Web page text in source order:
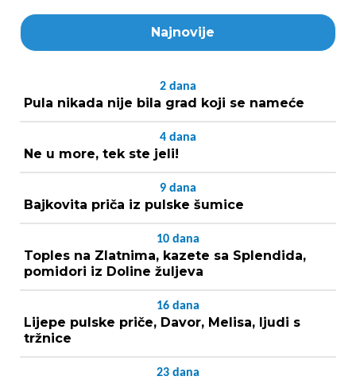
Najnovije
2 dana
Pula nikada nije bila grad koji se nameće
4 dana
Ne u more, tek ste jeli!
9 dana
Bajkovita priča iz pulske šumice
10 dana
Toples na Zlatnima, kazete sa Splendida,
pomidori iz Doline žuljeva
16 dana
Lijepe pulske priče, Davor, Melisa, ljudi s
tržnice
23 dana